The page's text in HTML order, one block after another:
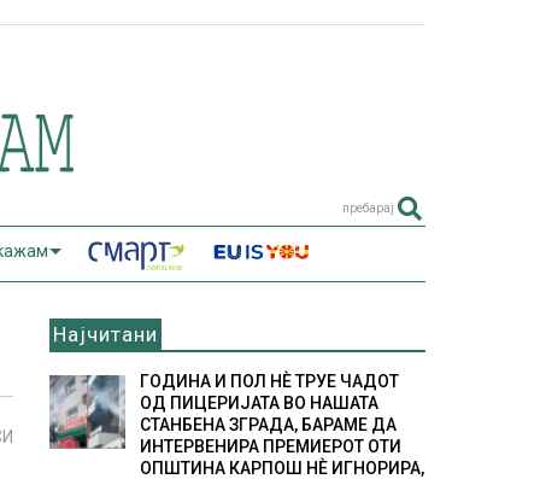
пребарај
Најчитани
ГОДИНА И ПОЛ НÈ ТРУЕ ЧАДОТ
ОД ПИЦЕРИЈАТА ВО НАШАТА
СТАНБЕНА ЗГРАДА, БАРАМЕ ДА
ИНТЕРВЕНИРА ПРЕМИЕРОТ ОТИ
ОПШТИНА КАРПОШ НÈ ИГНОРИРА,